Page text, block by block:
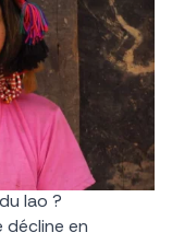
lao ?
décline en